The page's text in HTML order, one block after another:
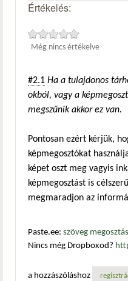
Értékelés:
Még nincs értékelve
#2.1 Ha a tulajdonos
okból, vagy a
megszűnik akkor ez van.
Pontosan ezért kérjük,
képmegosztókat
képet oszt meg vagyis
képmegosztást is
megmaradjon az
Paste.ee: szöveg megosztás
Nincs még Dropboxod?
a hozzászóláshoz